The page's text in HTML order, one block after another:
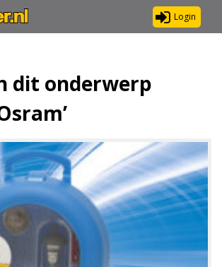
Login
dit onderwerp